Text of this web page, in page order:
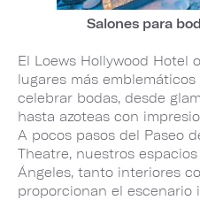
Salones para
El Loews Hollywood Hotel
lugares más
celebrar bodas, desde
hasta azoteas con
A pocos pasos del Paseo
Theatre, nuestros
Ángeles, tanto interiores
proporcionan el escenario